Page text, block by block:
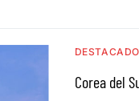
Corea del